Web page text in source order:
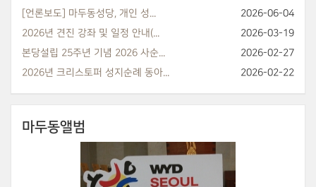
[언론보도] 마두동성당, 개인 성...
2026-06-04
2026년 견진 강좌 및 일정 안내(...
2026-03-19
본당설립 25주년 기념 2026 사순...
2026-02-27
2026년 크리스토퍼 성지순례 동아...
2026-02-22
마두동앨범